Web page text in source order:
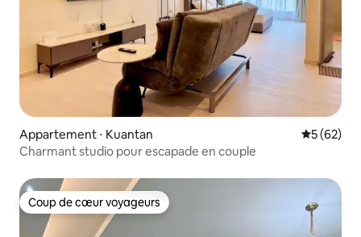
Appartement ⋅ Kuantan
5 (62)
Charmant studio pour escapade en couple
Coup de cœur voyageurs
Coup de cœur voyageurs